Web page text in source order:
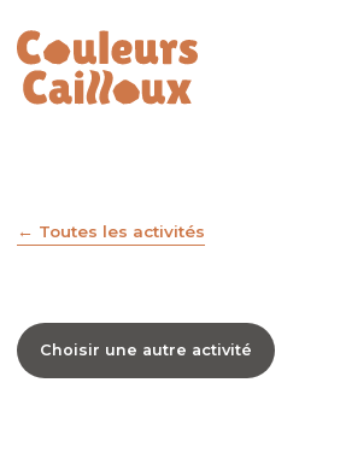
Toutes les activités
Choisir une autre activité